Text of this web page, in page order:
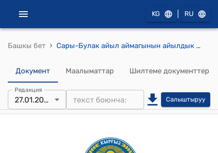
KG RU
Башкы бет › Сары-Булак айыл аймагынын айылдык кеңешинин 2026-жылдын 27-январындагы № 13/6 "Зоналдык коэфицентти (К3) бекитип берүү жөнүндө" Токтому
Документ Маалыматтар Шилтеме документтер
Редакция
27.01.2026 Салыштыруу